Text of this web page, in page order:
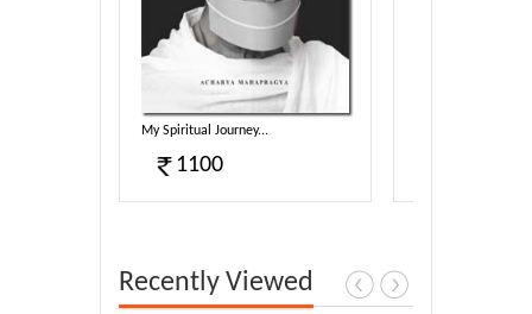
My Spiritual Journey...
1100
Recently Viewed